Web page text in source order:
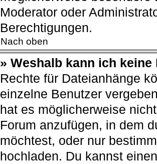
Moderator oder
Berechtigungen.
Nach oben
» Weshalb kann ich
Rechte für Dateianhänge
einzelne Benutzer
hat es möglicherweise
Forum anzufügen, in dem
möchtest, oder nur
hochladen. Du kannst